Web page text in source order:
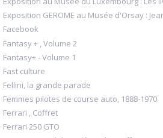
Exposition GEROME au Musée d'Orsay :
Facebook
Fantasy + , Volume 2
Fantasy+ - Volume 1
Fast culture
Fellini, la grande parade
Femmes pilotes de course auto, 1888-1970
Ferrari , Coffret
Ferrari 250 GTO